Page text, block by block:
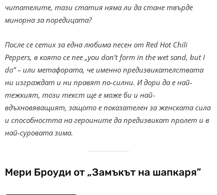
читателите, тази статия няма ли да стане твърде
минорна за поредицата?
После се сетих за една любима песен от Red Hot Chili
Peppers, в която се пее „you don’t form in the wet sand, but I
do” – или метафората, че именно предизвикателствата
ни изграждат и ни правят по-силни. И дори да е най-
тежкият, този текст ще е може би и най-
вдъхновяващият, защото е показателен за женската сила
и способността на героините да предизвикат пролет и в
най-суровата зима.
Мери Броуди от „Замъкът на шапкаря”